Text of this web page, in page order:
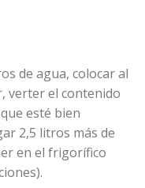
de agua, colocar al
verter el contenido
esté bien
2,5 litros más de
en el frigorífico